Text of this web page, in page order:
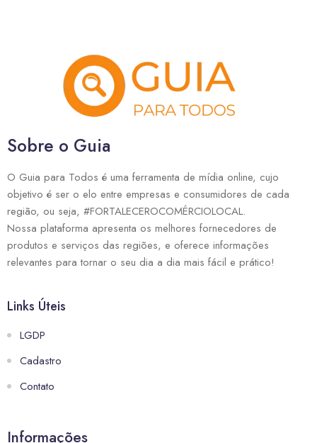
Sobre o Guia
O Guia para Todos é uma ferramenta de mídia online, cujo
objetivo é ser o elo entre empresas e consumidores de cada
região, ou seja, #FORTALECEROCOMÉRCIOLOCAL.
Nossa plataforma apresenta os melhores fornecedores de
produtos e serviços das regiões, e oferece informações
relevantes para tornar o seu dia a dia mais fácil e prático!
Links Úteis
LGDP
Cadastro
Contato
Informações